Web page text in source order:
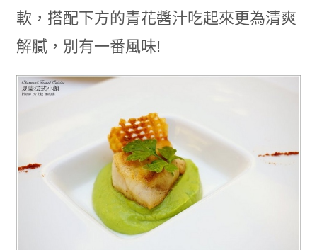
軟，搭配下方的青花醬汁吃起來更為清爽
解膩，別有一番風味!